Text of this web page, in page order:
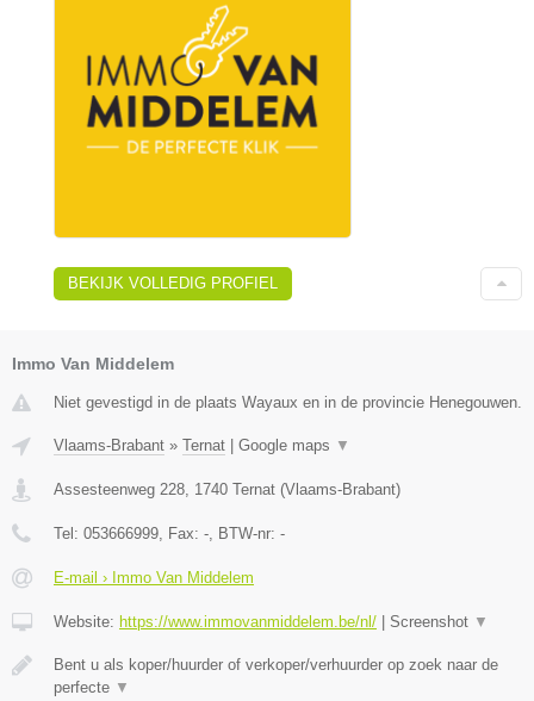
BEKIJK VOLLEDIG PROFIEL
Immo Van Middelem
Niet gevestigd in de plaats Wayaux en in de provincie Henegouwen.
Vlaams-Brabant » Ternat Google maps ▼
Assesteenweg 228 1740 Ternat (Vlaams-Brabant)
Tel: 053666999 , Fax: - , BTW-nr: -
E-mail › Immo Van Middelem
Website: https://www.immovanmiddelem.be/nl/ Screenshot ▼
Bent u als koper/huurder of verkoper/verhuurder op zoek naar de
perfecte ▼